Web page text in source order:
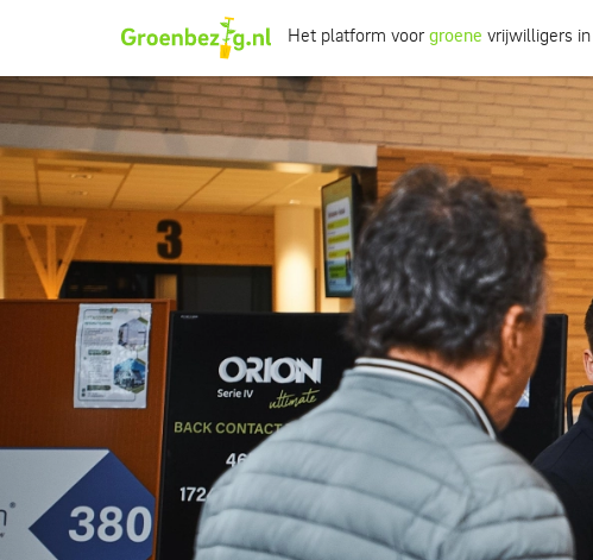
Het platform voor groene vrijwilligers
Ik wil iets doen
Ik wil iets leren
Groepen of initiatieven
Verhalen uit het veld
Informatie
Over groenbezig
Meld jouw werkgroep of initiatief aan